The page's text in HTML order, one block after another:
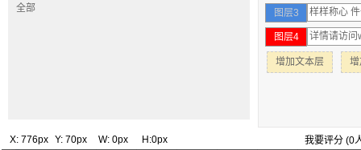
全部
图层3
图层4
增加文本层
X: 776px Y: 70px W: 0px H:0px 我要评分 (0